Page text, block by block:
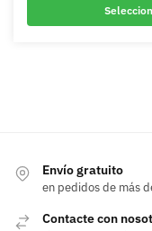
Envío gratuito
en pedidos de más
Contacte con